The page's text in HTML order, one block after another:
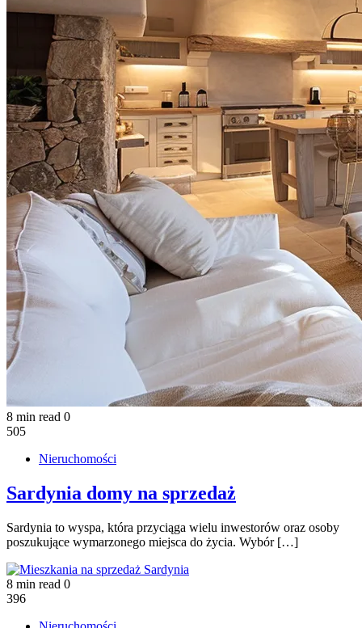
8 min read 0
505
Nieruchomości
Sardynia domy na sprzedaż
Sardynia to wyspa, która przyciąga wielu inwestorów oraz osoby
poszukujące wymarzonego miejsca do życia. Wybór […]
8 min read 0
396